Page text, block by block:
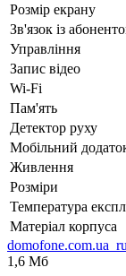
Розмір екрану
Зв'язок із
Управління
Запис відео
Wi-Fi
Пам'ять
Детектор руху
Мобільний
Живлення
Розміри
Температура
Матеріал корпуса
1,6 Мб